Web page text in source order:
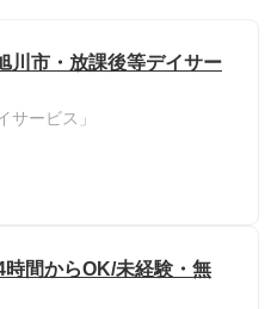
川市・放課後等デイサー
サービス」
間からOK/未経験・無